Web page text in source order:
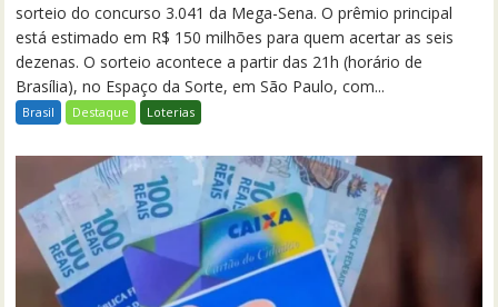
sorteio do concurso 3.041 da Mega-Sena. O prêmio principal
está estimado em R$ 150 milhões para quem acertar as seis
dezenas. O sorteio acontece a partir das 21h (horário de
Brasília), no Espaço da Sorte, em São Paulo, com...
Brasil Destaque Loterias